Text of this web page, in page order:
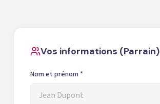
Vos informations (Parrain)
Nom et prénom *